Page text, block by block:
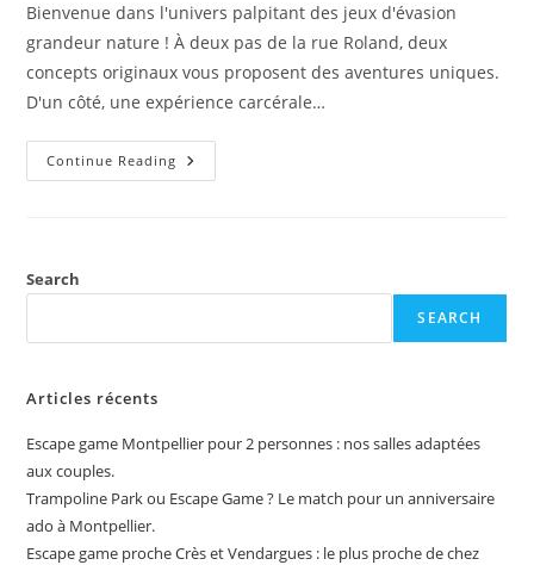
Bienvenue dans l'univers palpitant des jeux d'évasion
grandeur nature ! À deux pas de la rue Roland, deux
concepts originaux vous proposent des aventures uniques.
D'un côté, une expérience carcérale…
Continue Reading Prison
Island
Search
SEARCH
Articles récents
Escape game Montpellier pour 2 personnes : nos salles adaptées
aux couples.
Trampoline Park ou Escape Game ? Le match pour un anniversaire
ado à Montpellier.
Escape game proche Crès et Vendargues : le plus proche de chez